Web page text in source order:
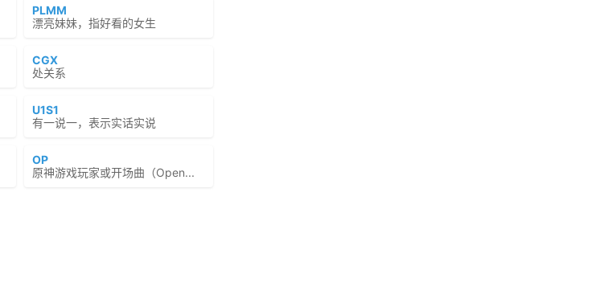
PLMM
漂亮妹妹，指好看的女生
CGX
处关系
U1S1
有一说一，表示实话实说
OP
原神游戏玩家或开场曲（Open...